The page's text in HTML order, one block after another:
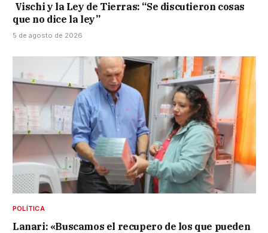
Vischi y la Ley de Tierras: “Se discutieron cosas
que no dice la ley”
5 de agosto de 2026
POLÍTICA
Lanari: «Buscamos el recupero de los que pueden